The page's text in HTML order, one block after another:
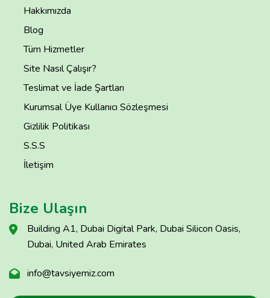
Hakkımızda
Blog
Tüm Hizmetler
Site Nasıl Çalışır?
Teslimat ve İade Şartları
Kurumsal Üye Kullanıcı Sözleşmesi
Gizlilik Politikası
S.S.S
İletişim
Bize Ulaşın
Building A1, Dubai Digital Park, Dubai Silicon Oasis,
Dubai, United Arab Emirates
info@tavsiyemiz.com